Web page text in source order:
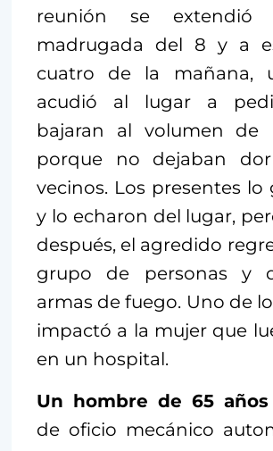
reunión se extendió
madrugada del 8 y a
cuatro de la mañana,
acudió al lugar a
bajaran al volumen de
porque no dejaban
vecinos. Los presentes lo
y lo echaron del lugar,
después, el agredido
grupo de personas y
armas de fuego. Uno de
impactó a la mujer que
en un hospital.
Un hombre de 65
de oficio mecánico